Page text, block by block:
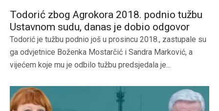
Todorić zbog Agrokora 2018. podnio tužbu
Ustavnom sudu, danas je dobio odgovor
Todorić je tužbu podnio još u prosincu 2018., zastupale su
ga odvjetnice Boženka Mostarčić i Sandra Marković, a
vijećem koje mu je odbilo tužbu predsjedala je...